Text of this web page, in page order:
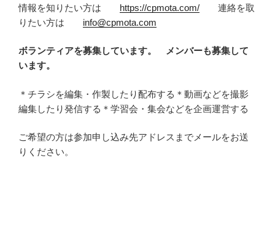
情報を知りたい方は https://cpmota.com/
連絡を取
りたい方は info@cpmota.com
ボランティアを募集しています。 メンバーも募集して
います。
＊チラシを編集・作製したり配布する＊動画などを撮影
編集したり発信する＊学習会・集会などを企画運営する
ご希望の方は参加申し込み先アドレスまでメールをお送
りください。